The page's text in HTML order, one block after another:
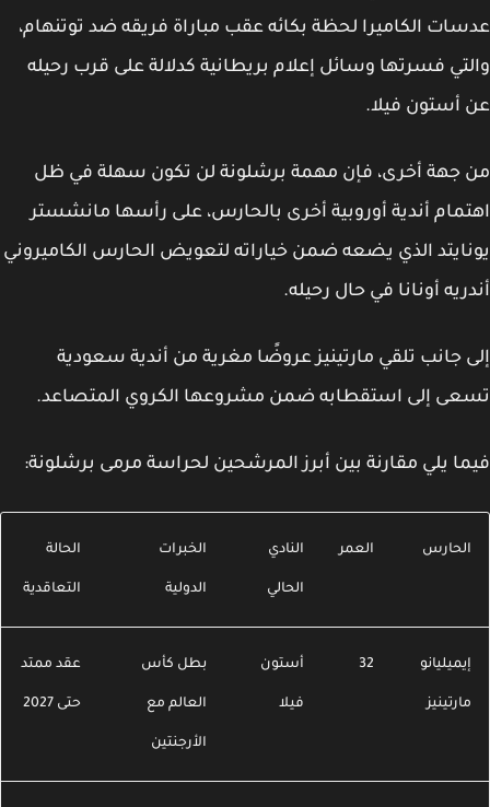
الكاميرا لحظة بكائه عقب مباراة فريقه ضد توتنهام،
فسرتها وسائل إعلام بريطانية كدلالة على قرب رحيله
أستون فيلا.
جهة أخرى، فإن مهمة برشلونة لن تكون سهلة في ظل
أندية أوروبية أخرى بالحارس، على رأسها مانشستر
الذي يضعه ضمن خياراته لتعويض الحارس الكاميروني
أونانا في حال رحيله.
جانب تلقي مارتينيز عروضًا مغرية من أندية سعودية
إلى استقطابه ضمن مشروعها الكروي المتصاعد.
يلي مقارنة بين أبرز المرشحين لحراسة مرمى برشلونة:
الحارس العمر النادي
الحالي
الخبرات
الدولية
الحالة
التعاقدية
إيميليانو
مارتينيز
أستون
فيلا
بطل كأس
العالم مع
الأرجنتين
عقد ممتد
حتى 2027